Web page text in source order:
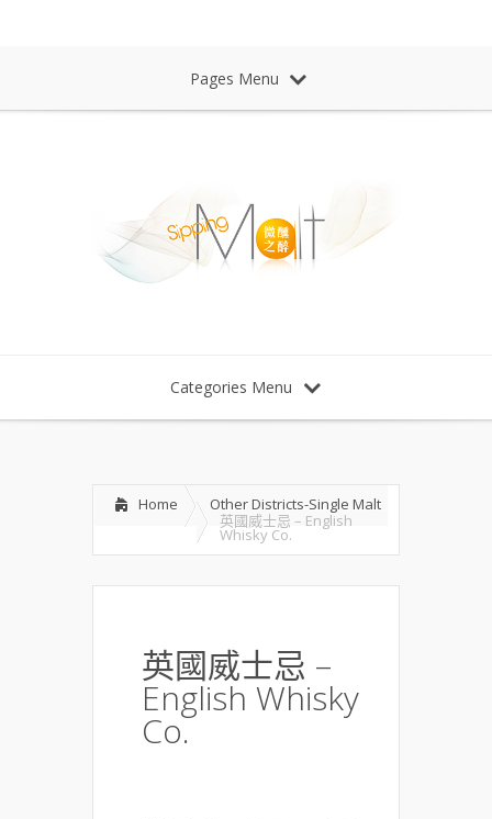
Pages Menu
Categories Menu
Home
Other Districts-Single Malt
英國威士忌 – English
Whisky Co.
英國威士忌 –
English Whisky
Co.